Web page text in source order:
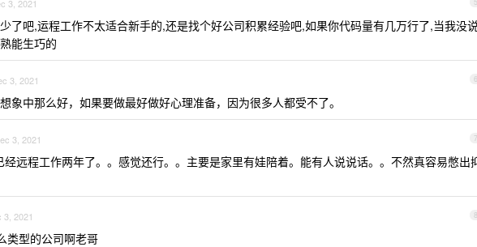
3, 2021
了吧,运程工作不太适合新手的,还是找个好公司积累经验吧,如果你代码量有几万行了,当我没
能生巧的
6
3, 2021
象中那么好，如果要做最好做好心理准备，因为很多人都受不了。
7
3, 2021
经远程工作两年了。。感觉还行。。主要是家里有娃陪着。能有人说说话。。不然真容易憋出
8
3, 2021
类型的公司啊老哥